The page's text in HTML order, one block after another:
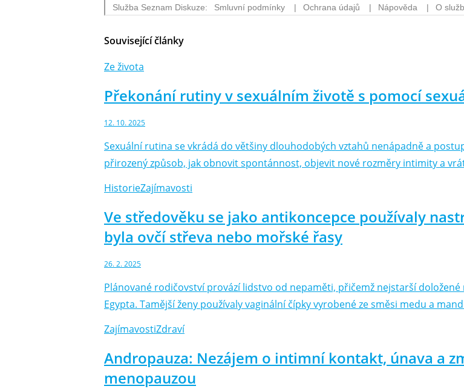
Související články
Ze života
Překonání rutiny v sexuálním životě s pomocí
12. 10. 2025
Sexuální rutina se vkrádá do většiny dlouhodobých vztahů nenápadně a
přirozený způsob, jak obnovit spontánnost, objevit nové rozměry intimity a
HistorieZajímavosti
Ve středověku se jako antikoncepce používaly
byla ovčí střeva nebo mořské řasy
26. 2. 2025
Plánované rodičovství provází lidstvo od nepaměti, přičemž nejstarší
Egypta. Tamější ženy používaly vaginální čípky vyrobené ze směsi medu a
ZajímavostiZdraví
Andropauza: Nezájem o intimní kontakt, únava a
menopauzou